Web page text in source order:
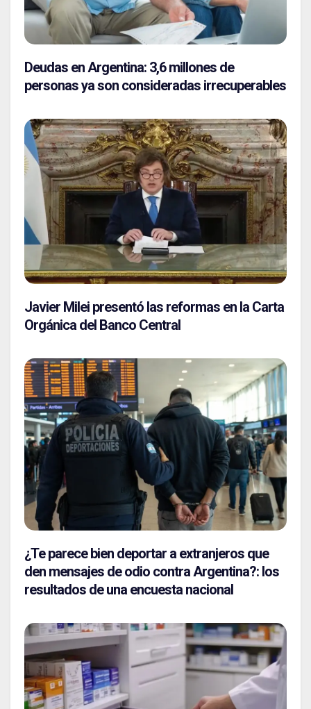
Deudas en Argentina: 3,6 millones de
personas ya son consideradas irrecuperables
Javier Milei presentó las reformas en la Carta
Orgánica del Banco Central
¿Te parece bien deportar a extranjeros que
den mensajes de odio contra Argentina?: los
resultados de una encuesta nacional